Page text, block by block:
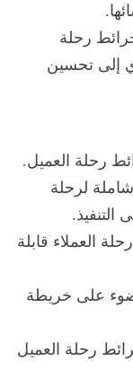
رحلة
إلى تحسين
رحلة العميل.
لرحلة
التنفيذ.
العملاء قابلة
على خريطة
رحلة العميل